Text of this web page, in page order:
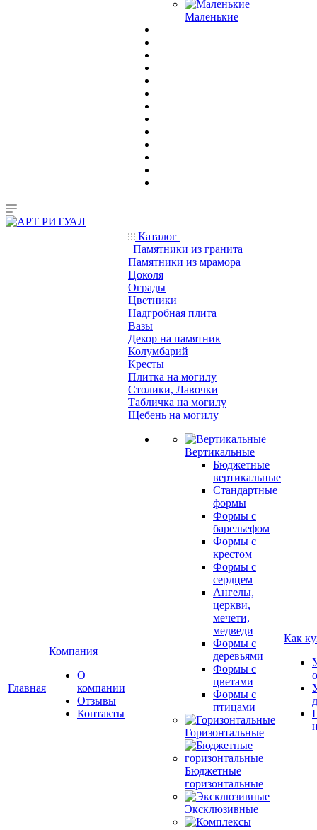
Маленькие
Главная
Компания
О
компании
Отзывы
Контакты
Каталог
Памятники из гранита
Памятники из мрамора
Цоколя
Ограды
Цветники
Надгробная плита
Вазы
Декор на памятник
Колумбарий
Кресты
Плитка на могилу
Столики, Лавочки
Табличка на могилу
Щебень на могилу
Вертикальные
Бюджетные
вертикальные
Стандартные
формы
Формы с
барельефом
Формы с
крестом
Формы с
сердцем
Ангелы,
церкви,
мечети,
медведи
Формы с
деревьями
Формы с
цветами
Формы с
птицами
Горизонтальные
Бюджетные
горизонтальные
Эксклюзивные
Как